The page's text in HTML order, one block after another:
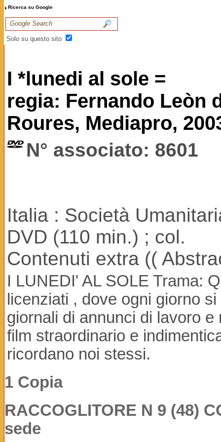
Ricerca su Google
Solo su questo sito
I *lunedi al sole =
regia: Fernando Leòn
Roures, Mediapro,
N° associato: 8601
Italia : Società
DVD (110 min.) ; col.
Contenuti extra ((
I LUNEDI' AL SOLE Trama:
licenziati , dove ogni giorno
giornali di annunci di lavoro
film straordinario e
ricordano noi stessi.
1 Copia
RACCOGLITORE N 9 (48)
sede